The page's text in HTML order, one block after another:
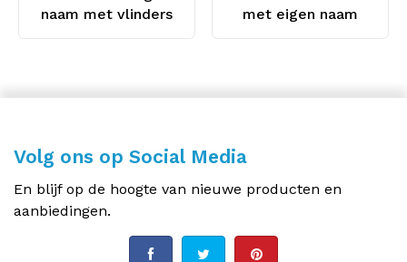
naam met vlinders
met eigen naam
Volg ons op Social Media
En blijf op de hoogte van nieuwe producten en
aanbiedingen.